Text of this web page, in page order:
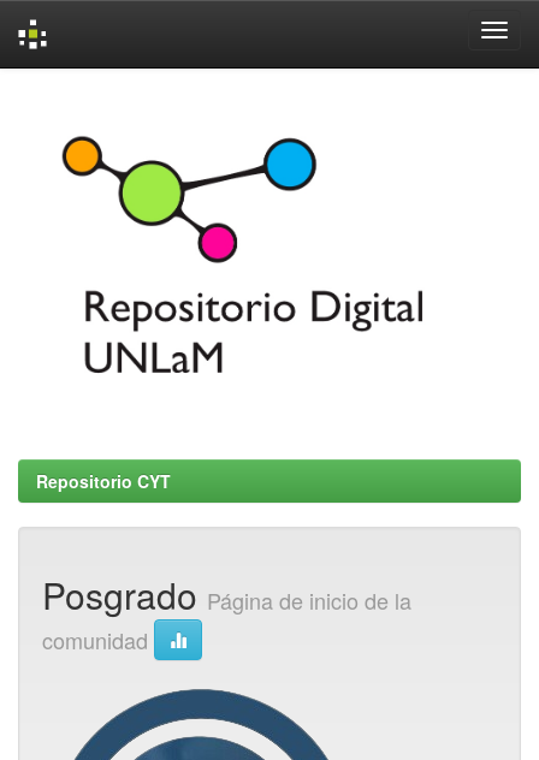
Repositorio CYT
Posgrado Página de inicio de la
comunidad